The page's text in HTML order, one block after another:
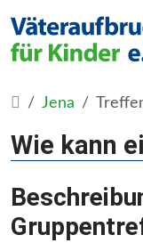
Jena
Wie kann